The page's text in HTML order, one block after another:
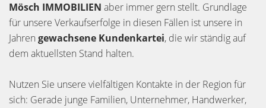
Mösch IMMOBILIEN aber immer gern stellt. Grundlage
für unsere Verkaufserfolge in diesen Fällen ist unsere in
Jahren gewachsene Kundenkartei, die wir ständig auf
dem aktuellsten Stand halten.
Nutzen Sie unsere vielfältigen Kontakte in der Region für
sich: Gerade junge Familien, Unternehmer, Handwerker,